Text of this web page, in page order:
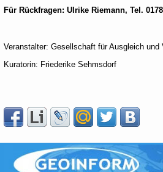
Für Rückfragen: Ulrike Riemann, Tel.
Veranstalter: Gesellschaft für Ausgleich
Kuratorin: Friederike Sehmsdorf